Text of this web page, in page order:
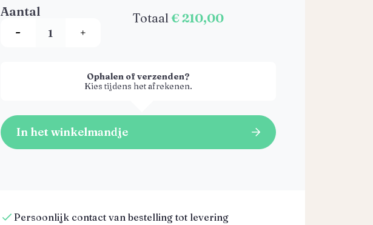
Aantal Totaal € 210,00
Ophalen of verzenden?
Kies tijdens het afrekenen.
In het winkelmandje
Persoonlijk contact van bestelling tot levering